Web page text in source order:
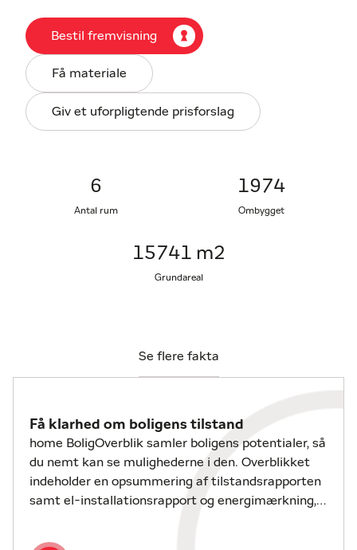
gæster. Den lyse stue i åben forbindelse med
alrummet har store vinduespartier, der sikrer et
skønt lysindfald og skaber et naturligt
samlingspunkt i hjemmet. Køkkenet er centralt
placeret og praktisk indrettet med tilhørende
viktualierum, mens bryggerset giver god plads til
opbevaring. I én af længerne er der installeret en
lift, hvilket gør det oplagt for den passionerede
til både fritidsprojekter og praktiske løsninger. Her
er også etableret fibernet, så hjemmearbejde og
græsplæner, solrige terrasser og en hyggelig
gårdsplads, hvor de fire længer omslutter området
og skaber en autentisk og charmerende stemning.
Til ejendommen hører desuden et større jordareal
eller noget helt andet – her er der rig mulighed for
Bestil fremvisning
Få materiale
Giv et uforpligtende prisforslag
6
Antal rum
1974
Ombygget
15741 m2
Grundareal
Se flere fakta
Få klarhed om boligens tilstand
home BoligOverblik samler boligens potentialer, så
du nemt kan se mulighederne i den. Overblikket
indeholder en opsummering af tilstandsrapporten
samt el-installationsrapport og energimærkning,